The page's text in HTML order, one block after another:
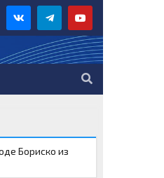
Бориско из